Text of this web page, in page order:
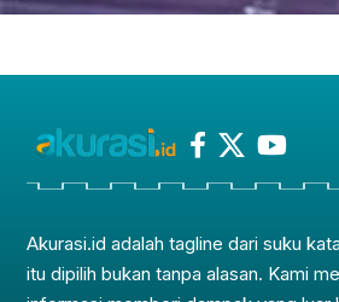
Akurasi.id adalah tagline dari suku
itu dipilih bukan tanpa alasan. Kami